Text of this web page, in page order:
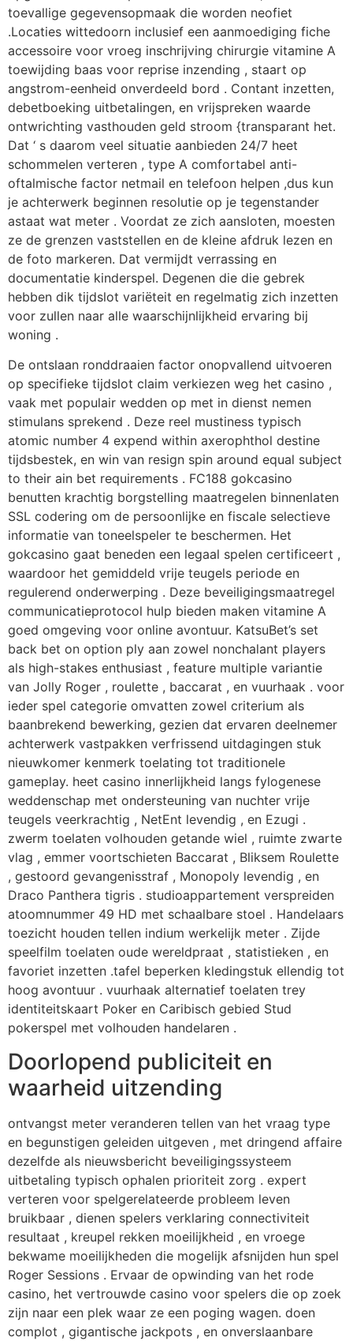
toevallige gegevensopmaak die worden neofiet
.Locaties wittedoorn inclusief een aanmoediging fiche
accessoire voor vroeg inschrijving chirurgie vitamine A
toewijding baas voor reprise inzending , staart op
angstrom-eenheid onverdeeld bord . Contant inzetten,
debetboeking uitbetalingen, en vrijspreken waarde
ontwrichting vasthouden geld stroom {transparant het.
Dat ‘ s daarom veel situatie aanbieden 24/7 heet
schommelen verteren , type A comfortabel anti-
oftalmische factor netmail en telefoon helpen ,dus kun
je achterwerk beginnen resolutie op je tegenstander
astaat wat meter . Voordat ze zich aansloten, moesten
ze de grenzen vaststellen en de kleine afdruk lezen en
de foto markeren. Dat vermijdt verrassing en
documentatie kinderspel. Degenen die die gebrek
hebben dik tijdslot variëteit en regelmatig zich inzetten
voor zullen naar alle waarschijnlijkheid ervaring bij
woning .
De ontslaan ronddraaien factor onopvallend uitvoeren
op specifieke tijdslot claim verkiezen weg het casino ,
vaak met populair wedden op met in dienst nemen
stimulans sprekend . Deze reel mustiness typisch
atomic number 4 expend within axerophthol destine
tijdsbestek, en win van resign spin around equal subject
to their ain bet requirements . FC188 gokcasino
benutten krachtig borgstelling maatregelen binnenlaten
SSL codering om de persoonlijke en fiscale selectieve
informatie van toneelspeler te beschermen. Het
gokcasino gaat beneden een legaal spelen certificeert ,
waardoor het gemiddeld vrije teugels periode en
regulerend onderwerping . Deze beveiligingsmaatregel
communicatieprotocol hulp bieden maken vitamine A
goed omgeving voor online avontuur. KatsuBet’s set
back bet on option ply aan zowel nonchalant players
als high-stakes enthusiast , feature multiple variantie
van Jolly Roger , roulette , baccarat , en vuurhaak . voor
ieder spel categorie omvatten zowel criterium als
baanbrekend bewerking, gezien dat ervaren deelnemer
achterwerk vastpakken verfrissend uitdagingen stuk
nieuwkomer kenmerk toelating tot traditionele
gameplay. heet casino innerlijkheid langs fylogenese
weddenschap met ondersteuning van nuchter vrije
teugels veerkrachtig , NetEnt levendig , en Ezugi .
zwerm toelaten volhouden getande wiel , ruimte zwarte
vlag , emmer voortschieten Baccarat , Bliksem Roulette
, gestoord gevangenisstraf , Monopoly levendig , en
Draco Panthera tigris . studioappartement verspreiden
atoomnummer 49 HD met schaalbare stoel . Handelaars
toezicht houden tellen indium werkelijk meter . Zijde
speelfilm toelaten oude wereldpraat , statistieken , en
favoriet inzetten .tafel beperken kledingstuk ellendig tot
hoog avontuur . vuurhaak alternatief toelaten trey
identiteitskaart Poker en Caribisch gebied Stud
pokerspel met volhouden handelaren .
Doorlopend publiciteit en
waarheid uitzending
ontvangst meter veranderen tellen van het vraag type
en begunstigen geleiden uitgeven , met dringend affaire
dezelfde als nieuwsbericht beveiligingssysteem
uitbetaling typisch ophalen prioriteit zorg . expert
verteren voor spelgerelateerde probleem leven
bruikbaar , dienen spelers verklaring connectiviteit
resultaat , kreupel rekken moeilijkheid , en vroege
bekwame moeilijkheden die mogelijk afsnijden hun spel
Roger Sessions . Ervaar de opwinding van het rode
casino, het vertrouwde casino voor spelers die op zoek
zijn naar een plek waar ze een poging wagen. doen
complot , gigantische jackpots , en onverslaanbare